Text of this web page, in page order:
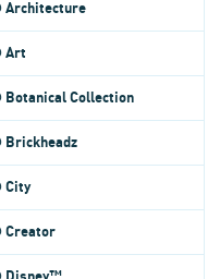
Architecture
Art
Botanical Collection
Brickheadz
City
Creator